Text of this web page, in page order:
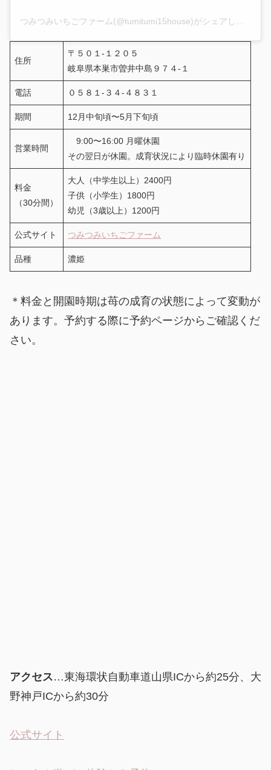
つみつみいちごファーム(@tumitumi15house)がシェアした投稿
住所
〒５０１-１２０５
岐阜県本巣市曽井中島９７４-１
電話 ０５８１-３４-４８３１
期間 12月中旬頃〜5月下旬頃
営業時間
9:00〜16:00 月曜休園
その翌日が休園。成育状況により臨時休園有り
料金
（30分間）
大人（中学生以上）2400円
子供（小学生）1800円
幼児（3歳以上）1200円
公式サイト つみつみいちごファーム
品種 濃姫
＊料金と開園時期は苺の成育の状態によって変動が
あります。予約する際に予約ページからご確認くだ
さい。
アクセス…東海環状自動車道山県ICから約25分、大
野神戸ICから約30分
公式サイト